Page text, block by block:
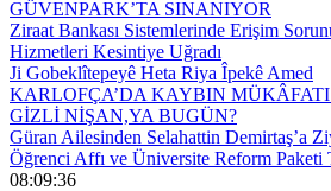
GÜVENPARK’TA SINANIYOR
Ziraat Bankası Sistemlerinde Erişim
Hizmetleri Kesintiye Uğradı
Ji Gobeklîtepeyê Heta Riya Îpekê Amed
KARLOFÇA’DA KAYBIN
GİZLİ NİŞAN,YA BUGÜN?
Güran Ailesinden Selahattin Demirtaş’a
Öğrenci Affı ve Üniversite Reform Paketi
08:09:36